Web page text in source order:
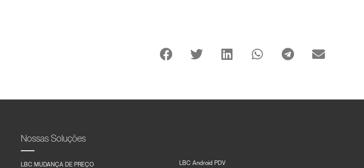
Nossas Soluções
LBC MUDANÇA DE PREÇO LBC Android PDV